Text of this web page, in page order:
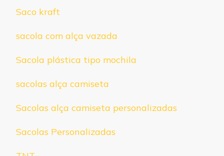
Saco kraft
sacola com alça vazada
Sacola plástica tipo mochila
sacolas alça camiseta
Sacolas alça camiseta personalizadas
Sacolas Personalizadas